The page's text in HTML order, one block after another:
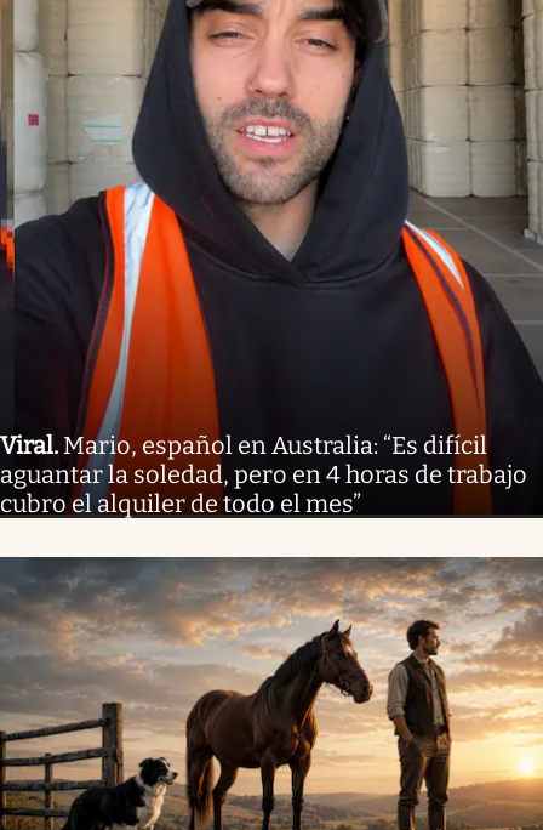
Viral. Mario, español en Australia: “Es difícil
aguantar la soledad, pero en 4 horas de trabajo
cubro el alquiler de todo el mes”